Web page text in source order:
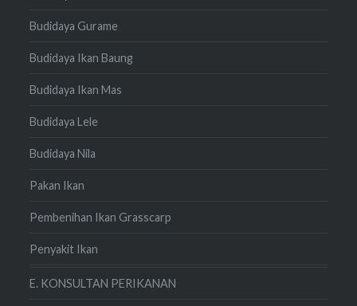
Budidaya Gurame
Budidaya Ikan Baung
Budidaya Ikan Mas
Budidaya Lele
Budidaya Nila
Pakan Ikan
Pembenihan Ikan Grasscarp
Penyakit Ikan
E. KONSULTAN PERIKANAN